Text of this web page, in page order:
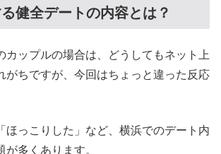
健全デートの内容とは？
カップルの場合は、どうしてもネット上
がちですが、今回はちょっと違った反応
ほっこりした」など、横浜でのデート内
多くあります。